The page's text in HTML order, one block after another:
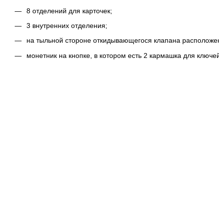
8 отделений для карточек;
3 внутренних отделения;
на тыльной стороне откидывающегося клапана
монетник на кнопке, в котором есть 2 кармашка для